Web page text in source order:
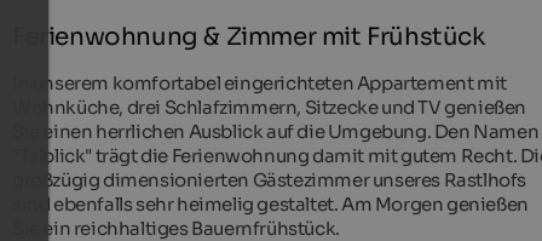
Ferienwohnung & Zimmer mit Frühstück
In unserem komfortabel eingerichteten Appartement mit
Wohnküche, drei Schlafzimmern, Sitzecke und TV genießen
Sie einen herrlichen Ausblick auf die Umgebung. Den Namen
"Talblick" trägt die Ferienwohnung damit mit gutem Recht.
großzügig dimensionierten Gästezimmer unseres Rastlhofs
sind ebenfalls sehr heimelig gestaltet. Am Morgen genießen
Sie ein reichhaltiges Bauernfrühstück.